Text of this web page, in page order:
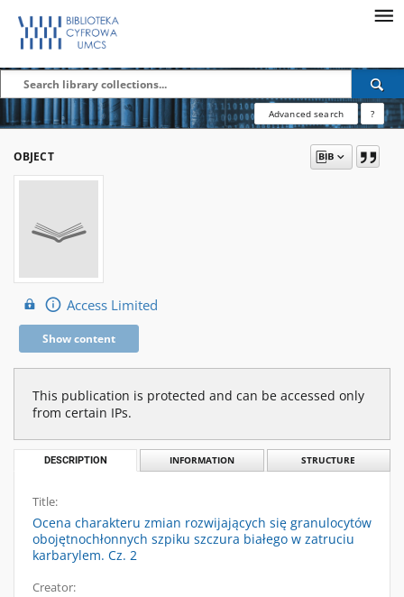
Advanced search ?
OBJECT
Access Limited
Show content
This publication is protected and can be accessed only
from certain IPs.
DESCRIPTION INFORMATION STRUCTURE
Title:
Ocena charakteru zmian rozwijających się granulocytów
obojętnochłonnych szpiku szczura białego w zatruciu
karbarylem. Cz. 2
Creator: